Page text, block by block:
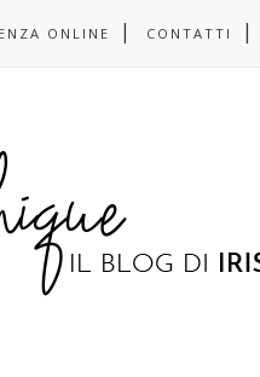
ONLINE CONTATTI